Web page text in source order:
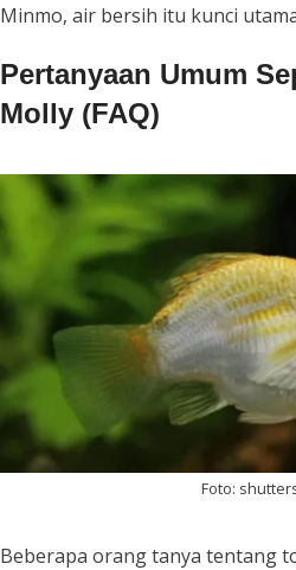
Minmo, air bersih itu kunci
Pertanyaan Umum
Molly (FAQ)
Foto:
Beberapa orang tanya tentang